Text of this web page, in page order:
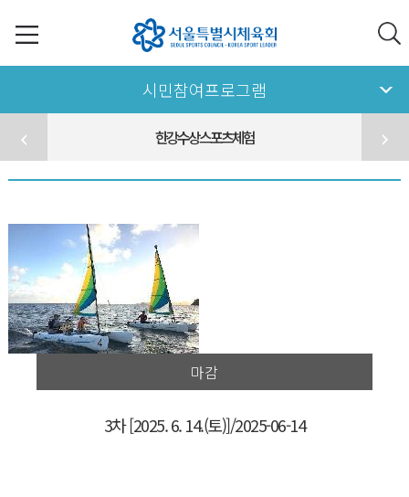
시민참여프로그램
한강수상스포츠체험
마감
3차 [2025. 6. 14.(토)]/2025-06-14